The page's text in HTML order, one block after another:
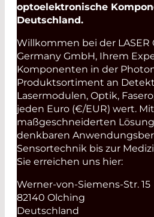
optoelektronische
Deutschland.
Willkommen bei der LASER
Germany GmbH, Ihrem
Komponenten in der
Produktsortiment an
Lasermodulen, Optik,
jeden Euro (€/EUR) wert. Mit
maßgeschneiderten
denkbaren
Sensortechnik bis zur
Sie erreichen uns hier:
Werner-von-Siemens-Str. 15
82140 Olching
Deutschland